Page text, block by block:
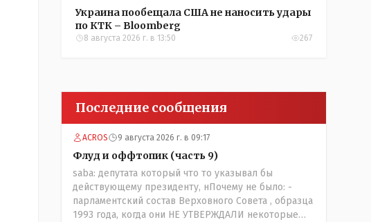
Украина пообещала США не наносить удары
по КТК – Bloomberg
8 августа 2026 г. в 13:50 267
Последние сообщения
ACROS 9 августа 2026 г. в 09:17
Флуд и оффтопик (часть 9)
saba: депутата который что то указывал бы
действующему президенту, нПочему не было: -
парламентский состав Верховного Совета , образца
1993 года, когда они НЕ УТВЕРЖДАЛИ некоторые